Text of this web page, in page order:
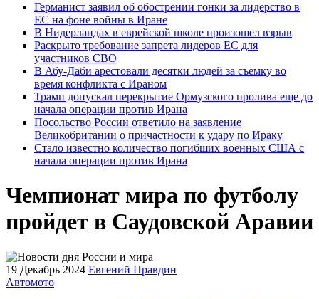
Германист заявил об обострении гонки за лидерство в
ЕС на фоне войны в Иране
В Нидерландах в еврейской школе произошел взрыв
Раскрыто требование запрета лидеров ЕС для
участников СВО
В Абу-Даби арестовали десятки людей за съемку во
время конфликта с Ираном
Трамп допускал перекрытие Ормузского пролива еще до
начала операции против Ирана
Посольство России ответило на заявление
Великобритании о причастности к удару по Ираку
Стало известно количество погибших военных США с
начала операции против Ирана
Чемпионат мира по футболу
пройдет в Саудовской Аравии
19 Декабрь 2024 Евгений Правдин
Автомото